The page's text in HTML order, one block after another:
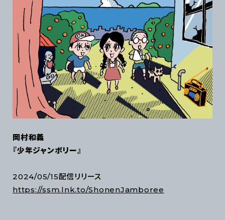
岡村和義
『少年ジャンボリー』
2024/05/15配信リリース
https://ssm.lnk.to/ShonenJamboree